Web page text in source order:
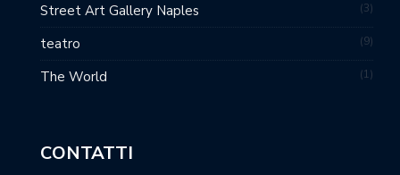
Street Art Gallery Naples 3
teatro 9
The World 1
CONTATTI